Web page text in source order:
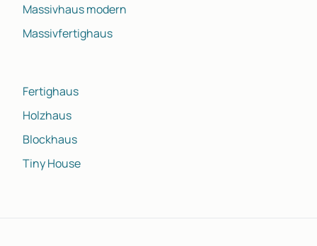
Massivhaus modern
Massivfertighaus
Fertighaus
Holzhaus
Blockhaus
Tiny House